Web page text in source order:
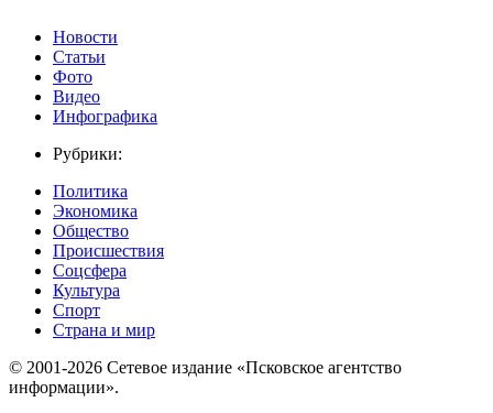
Новости
Статьи
Фото
Видео
Инфографика
Рубрики:
Политика
Экономика
Общество
Происшествия
Соцсфера
Культура
Спорт
Страна и мир
© 2001-2026 Сетевое издание «Псковское агентство
информации».